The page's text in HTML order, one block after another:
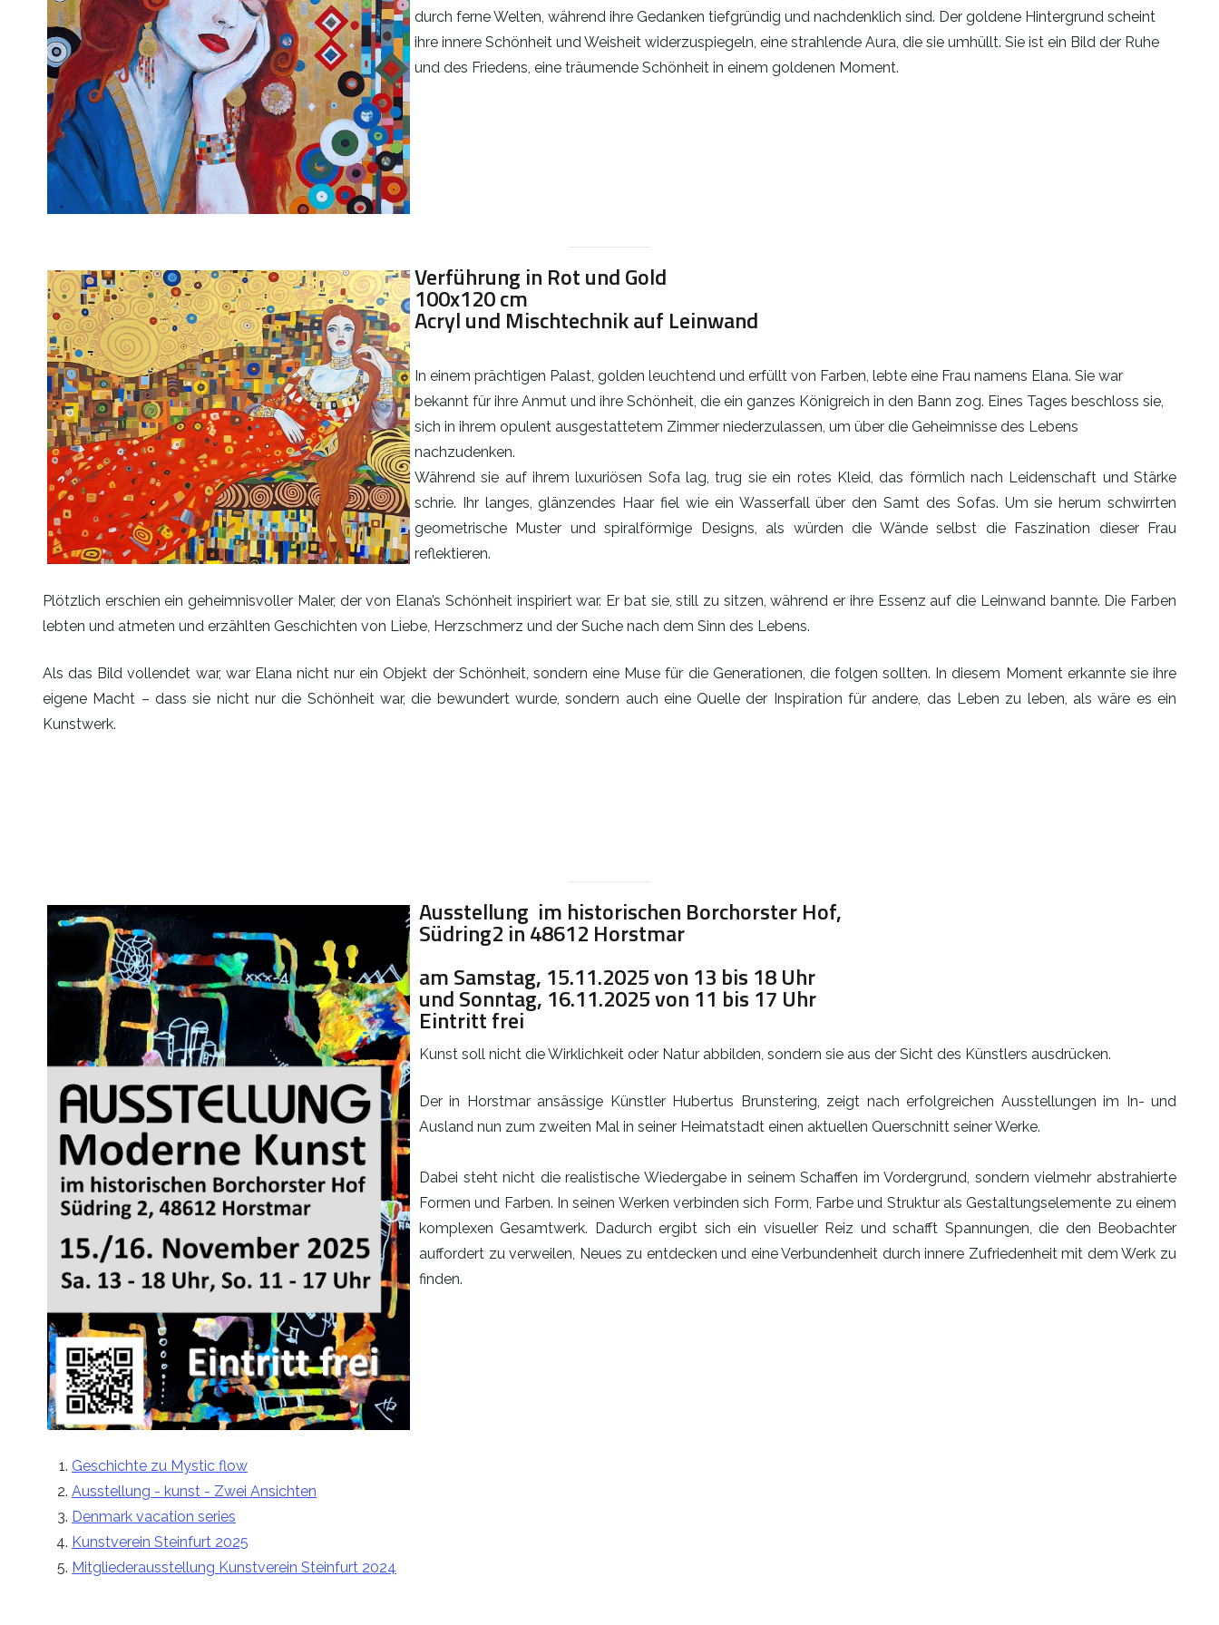
durch ferne Welten, während ihre Gedanken tiefgründig und nachdenklich sind. Der goldene Hintergrund scheint
ihre innere Schönheit und Weisheit widerzuspiegeln, eine strahlende Aura, die sie umhüllt. Sie ist ein Bild der Ruhe
und des Friedens, eine träumende Schönheit in einem goldenen Moment.
Verführung in Rot und Gold
100x120 cm
Acryl und Mischtechnik auf Leinwand
In einem prächtigen Palast, golden leuchtend und erfüllt von Farben, lebte eine Frau namens Elana. Sie war
bekannt für ihre Anmut und ihre Schönheit, die ein ganzes Königreich in den Bann zog. Eines Tages beschloss sie,
sich in ihrem opulent ausgestattetem Zimmer niederzulassen, um über die Geheimnisse des Lebens
nachzudenken.
Während sie auf ihrem luxuriösen Sofa lag, trug sie ein rotes Kleid, das förmlich nach Leidenschaft und Stärke
schrie. Ihr langes, glänzendes Haar fiel wie ein Wasserfall über den Samt des Sofas. Um sie herum schwirrten
geometrische Muster und spiralförmige Designs, als würden die Wände selbst die Faszination dieser Frau
reflektieren.
Plötzlich erschien ein geheimnisvoller Maler, der von Elana’s Schönheit inspiriert war. Er bat sie, still zu sitzen, während er ihre Essenz auf die Leinwand bannte. Die Farben
lebten und atmeten und erzählten Geschichten von Liebe, Herzschmerz und der Suche nach dem Sinn des Lebens.
Als das Bild vollendet war, war Elana nicht nur ein Objekt der Schönheit, sondern eine Muse für die Generationen, die folgen sollten. In diesem Moment erkannte sie ihre
eigene Macht – dass sie nicht nur die Schönheit war, die bewundert wurde, sondern auch eine Quelle der Inspiration für andere, das Leben zu leben, als wäre es ein
Kunstwerk.
Ausstellung im historischen Borchorster Hof,
Südring2 in 48612 Horstmar
am Samstag, 15.11.2025 von 13 bis 18 Uhr
und Sonntag, 16.11.2025 von 11 bis 17 Uhr
Eintritt frei
Kunst soll nicht die Wirklichkeit oder Natur abbilden, sondern sie aus der Sicht des Künstlers ausdrücken.
Der in Horstmar ansässige Künstler Hubertus Brunstering, zeigt nach erfolgreichen Ausstellungen im In- und
Ausland nun zum zweiten Mal in seiner Heimatstadt einen aktuellen Querschnitt seiner Werke.
Dabei steht nicht die realistische Wiedergabe in seinem Schaffen im Vordergrund, sondern vielmehr abstrahierte
Formen und Farben. In seinen Werken verbinden sich Form, Farbe und Struktur als Gestaltungselemente zu einem
komplexen Gesamtwerk. Dadurch ergibt sich ein visueller Reiz und schafft Spannungen, die den Beobachter
auffordert zu verweilen, Neues zu entdecken und eine Verbundenheit durch innere Zufriedenheit mit dem Werk zu
finden.
Geschichte zu Mystic flow
Ausstellung - kunst - Zwei Ansichten
Denmark vacation series
Kunstverein Steinfurt 2025
Mitgliederausstellung Kunstverein Steinfurt 2024
Circles